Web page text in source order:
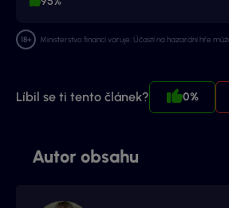
Ministerstvo financí varuje: Účastí na hazardní hře
Líbil se ti tento článek? 0%
Autor obsahu